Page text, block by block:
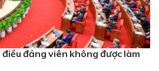
đảng viên không được làm